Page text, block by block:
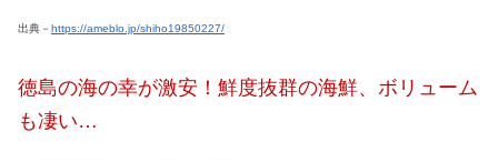
出典－ https://ameblo.jp/shiho19850227/
徳島の海の幸が激安！鮮度抜群の海鮮、ボリューム
も凄い…